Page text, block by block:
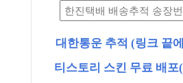
대한통운 추적 (링크 끝
티스토리 스킨 무료 배포